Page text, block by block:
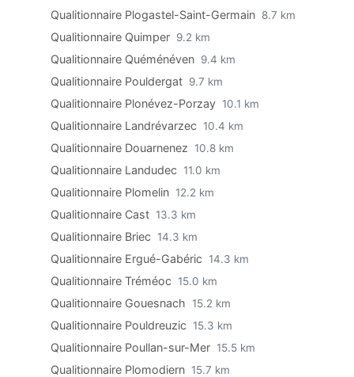
Qualitionnaire Plogastel-Saint-Germain 8.7 km
Qualitionnaire Quimper 9.2 km
Qualitionnaire Quéménéven 9.4 km
Qualitionnaire Pouldergat 9.7 km
Qualitionnaire Plonévez-Porzay 10.1 km
Qualitionnaire Landrévarzec 10.4 km
Qualitionnaire Douarnenez 10.8 km
Qualitionnaire Landudec 11.0 km
Qualitionnaire Plomelin 12.2 km
Qualitionnaire Cast 13.3 km
Qualitionnaire Briec 14.3 km
Qualitionnaire Ergué-Gabéric 14.3 km
Qualitionnaire Tréméoc 15.0 km
Qualitionnaire Gouesnach 15.2 km
Qualitionnaire Pouldreuzic 15.3 km
Qualitionnaire Poullan-sur-Mer 15.5 km
Qualitionnaire Plomodiern 15.7 km